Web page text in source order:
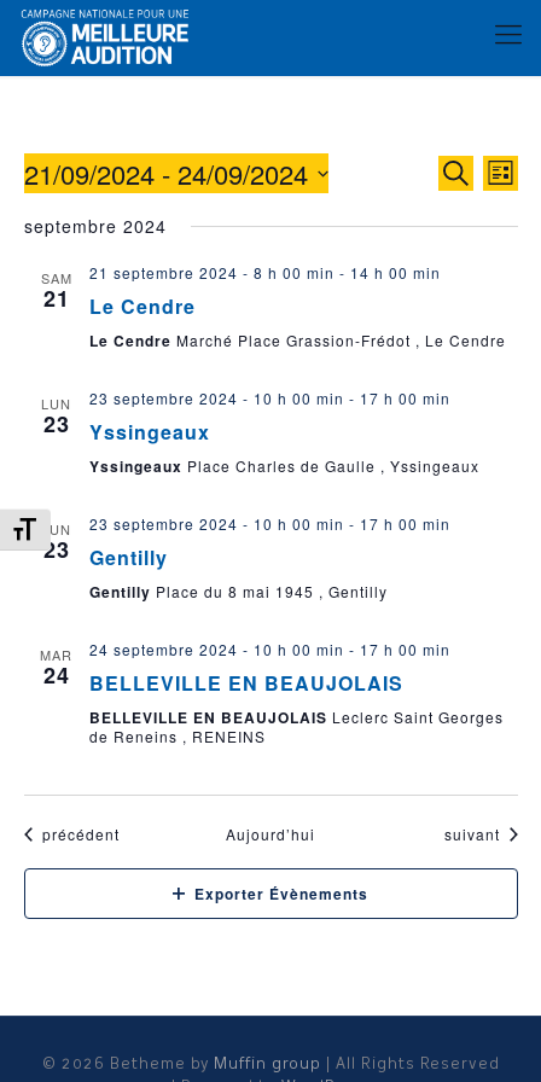
Changer la taille de la police
de
Recherche
de
Liste
21/09/2024 - 24/09/2024
une
septembre 2024
SAM
21
21 septembre 2024 - 8 h 00 min - 14 h 00 min
Le Cendre
Le Cendre Marché Place Grassion-Frédot , Le Cendre
LUN
23
23 septembre 2024 - 10 h 00 min - 17 h 00 min
Yssingeaux
Yssingeaux Place Charles de Gaulle , Yssingeaux
LUN
23
23 septembre 2024 - 10 h 00 min - 17 h 00 min
Gentilly
Gentilly Place du 8 mai 1945 , Gentilly
MAR
24
24 septembre 2024 - 10 h 00 min - 17 h 00 min
BELLEVILLE EN BEAUJOLAIS
BELLEVILLE EN BEAUJOLAIS Leclerc Saint Georges
de Reneins , RENEINS
Évènements
précédent Aujourd’hui Évènements
suivant
Exporter Évènements
© 2026 Betheme by Muffin group
| All Rights Reserved